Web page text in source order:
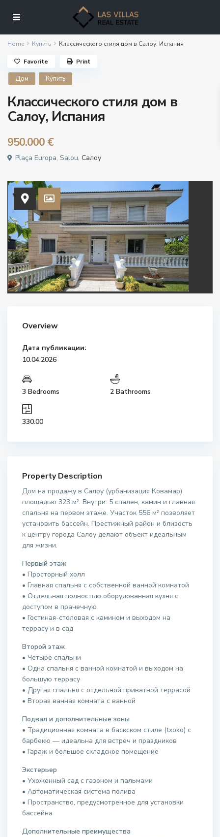
Home Купить Классического стиля дом в Салоу, Испания
Дом Купить
Классического стиля дом в
Салоу, Испания
950.000 €
Plaça Europa, Salou, Салоу
Favorite Print
Overview
Дата публикации:
10.04.2026
3 Bedrooms 2 Bathrooms
330.00
Property Description
Дом на продажу в Салоу (урбанизация Ковамар)
площадью 323 м². Внутри: 5 спален, камин и главная
спальня на первом этаже. Участок 556 м² позволяет
установить бассейн. Престижный район и близость
к центру города Салоу делают объект идеальным
для жизни.
Первый этаж
• Просторный холл
• Главная спальня с собственной ванной комнатой
• Отдельная полностью оборудованная кухня с
доступом в прачечную
• Гостиная-столовая с камином и выходом на
террасу и в сад
Второй этаж
• Четыре спальни
• Одна спальня с ванной комнатой и выходом на
большую террасу
• Другая спальня с отдельной приватной террасой
• Вторая ванная комната с ванной
Подвал и дополнительные зоны
• Традиционная комната в баскском стиле (txoko) с
барбекю — идеальна для встреч и праздников
• Гараж и большое складское помещение
Экстерьер
• Ухоженный сад с газоном и пальмами
• Автоматическая система полива
• Пространство, предусмотренное для установки
бассейна
Дополнительные преимущества